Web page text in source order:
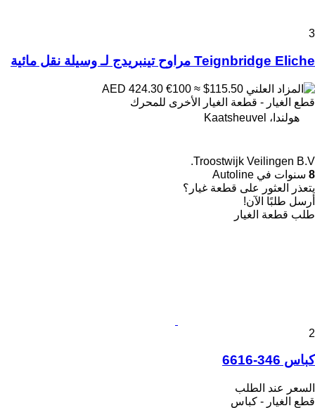
3
Teignbridge Eliche مراوح تينبريدج لـ وسيلة نقل مائية
€100 ≈ $115.50
قطع الغيار - قطعة الغيار الأخرى للمحرك
هولندا، Kaatsheuvel
Troostwijk Veilingen B.V.
8 سنوات في Autoline
يتعذر العثور على قطعة غيار؟
أرسل طلبًا الآن!
طلب قطعة الغيار
2
كباس 346-6616
السعر عند الطلب
قطع الغيار - كباس